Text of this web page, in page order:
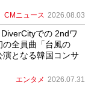
CMニュース 2026.08.03
での 2ndワ
の全員曲「台風の
となる韓国コンサ
エンタメ 2026.07.31